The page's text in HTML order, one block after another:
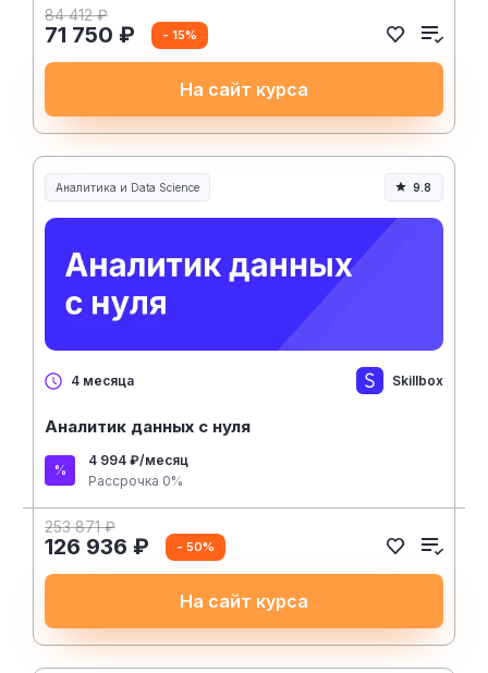
84 412 ₽
71 750 ₽ - 15%
На сайт курса
Аналитика и Data Science 9.8
4 месяца Skillbox
Аналитик данных с нуля
4 994 ₽/месяц
Рассрочка 0%
253 871 ₽
126 936 ₽ - 50%
На сайт курса